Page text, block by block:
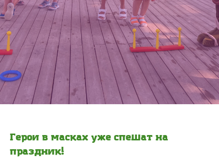
Герои в масках уже спешат на
праздник!